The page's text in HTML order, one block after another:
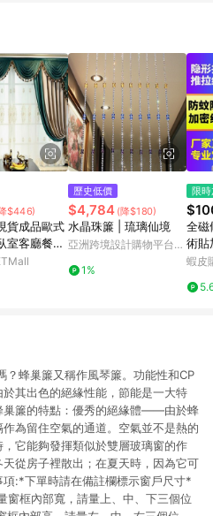
$446)
貨成品歐式
室客廳餐廳
光窗簾布
歷史低價
$4,784 (降$180)
水晶珠簾 | 琉璃仙境
亞洲跨境設計購物平台
1%
限
全磁
術貼加
裝
琴式
蝦皮
？蜂巢簾又稱作風琴簾。功能性和CP
其出色的絕緣性能，節能是一大特
巢簾的特點：優秀的絕緣體——由於蜂
為留住空氣的通道。空氣並不是熱的
它能夠發揮類似於雙層玻璃窗的作
從房子裡散出；在夏天時，因為它可
:*下單時請在備註欄標示窗戶尺寸*
窗框內部寬，請量上、中、下三個位